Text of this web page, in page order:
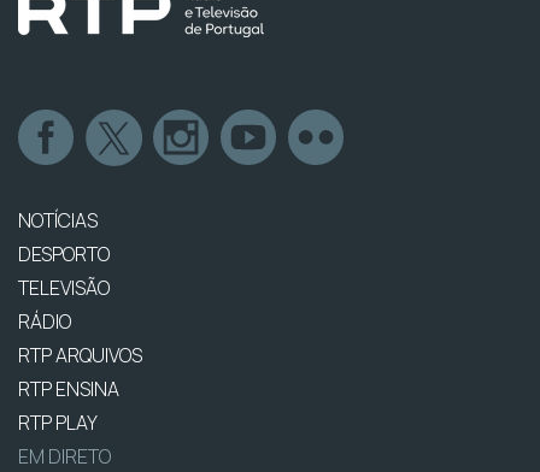
NOTÍCIAS
DESPORTO
TELEVISÃO
RÁDIO
RTP ARQUIVOS
RTP ENSINA
RTP PLAY
EM DIRETO